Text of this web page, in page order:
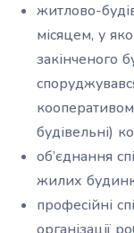
житлово-
місяцем, у
закінченого
будівельні)
oб’єднання
жилих
професійні